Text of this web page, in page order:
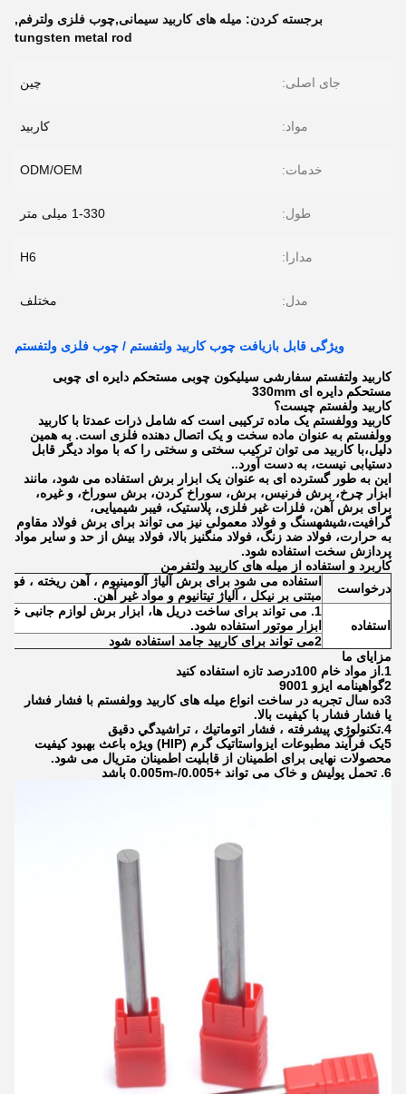
برجسته کردن: میله های کاربید سیمانی,چوب فلزی ولترفم,
tungsten metal rod
جای اصلی: چین
مواد: کاربید
خدمات: ODM/OEM
طول: 1-330 میلی متر
مدارا: H6
مدل: مختلف
ویژگی قابل بازیافت چوب کاربید ولتفستم / چوب فلزی ولتفستم
کاربید ولتفستم سفارشی سیلیکون چوبی مستحکم دایره ای چوبی
مستحکم دایره ای 330mm
کاربيد ولفستم چيست؟
کاربید وولفستم یک ماده ترکیبی است که شامل ذرات عمدتا با کاربید
وولفستم به عنوان ماده سخت و یک اتصال دهنده فلزی است. به همین
دلیل،با کاربید می توان ترکیب سختی و سختی را که با مواد دیگر قابل
دستیابی نیست، به دست آورد..
این به طور گسترده ای به عنوان یک ابزار برش استفاده می شود، مانند
ابزار چرخ، برش فرنیس، برش، سوراخ کردن، برش سوراخ، و غیره،
برای برش آهن، فلزات غیر فلزی، پلاستیک، فیبر شیمیایی،
گرافیت،شیشهسنگ و فولاد معمولی نیز می تواند برای برش فولاد مقاوم
به حرارت، فولاد ضد زنگ، فولاد منگنیز بالا، فولاد بیش از حد و سایر مواد
پردازش سخت استفاده شود.
کاربرد و استفاده از میله های کاربید ولتفرمن
درخواست
استفاده می شود برای برش آلیاژ آلومینیوم ، آهن ریخته ،
مبتنی بر نیکل ، آلیاژ تیتانیوم و مواد غیر آهن.
استفاده
1. می تواند برای ساخت دریل ها، ابزار برش لوازم جانبی
ابزار موتور استفاده شود.
2می تواند برای کاربید جامد استفاده شود
مزایای ما
1.از مواد خام 100درصد تازه استفاده کنید
2گواهینامه ایزو 9001
3ده سال تجربه در ساخت انواع میله های کاربید وولفستم با فشار فشار
یا فشار فشار با کیفیت بالا.
4.تکنولوژي پيشرفته ، فشار اتوماتيك ، تراشيدگي دقيق
5یک فرآیند مطبوعات ایزواستاتیک گرم (HIP) ویژه باعث بهبود کیفیت
محصولات نهایی برای اطمینان از قابلیت اطمینان متریال می شود.
6. تحمل پولیش و خاک می تواند +0.005/-0.005m باشد